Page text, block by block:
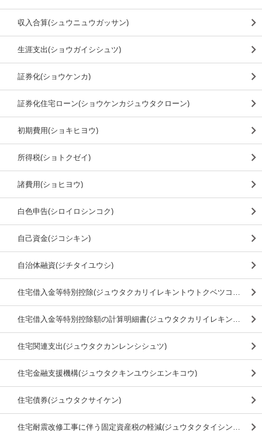
収入合算(シュウニュウガッサン)
生涯支出(ショウガイシシュツ)
証券化(ショウケンカ)
証券化住宅ローン(ショウケンカジュウタクローン)
初期費用(ショキヒヨウ)
所得税(ショトクゼイ)
諸費用(ショヒヨウ)
白色申告(シロイロシンコク)
自己資金(ジコシキン)
自治体融資(ジチタイユウシ)
住宅借入金等特別控除(ジュウタクカリイレキントウトクベツコウジョ)
住宅借入金等特別控除額の計算明細書(ジュウタクカリイレキントウトクベツコウジョガクノケイサンメイサイショ)
住宅関連支出(ジュウタクカンレンシシュツ)
住宅金融支援機構(ジュウタクキンユウシエンキコウ)
住宅債券(ジュウタクサイケン)
住宅耐震改修工事に伴う固定資産税の軽減(ジュウタクタイシンカイシュウコウジニトモナウコテイシサンゼイノケイゲン)